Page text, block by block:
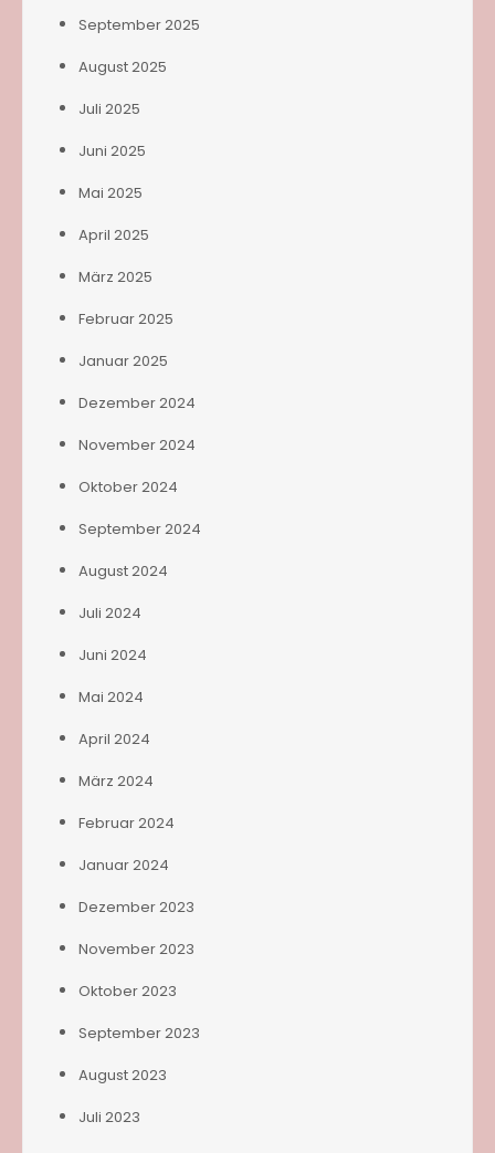
September 2025
August 2025
Juli 2025
Juni 2025
Mai 2025
April 2025
März 2025
Februar 2025
Januar 2025
Dezember 2024
November 2024
Oktober 2024
September 2024
August 2024
Juli 2024
Juni 2024
Mai 2024
April 2024
März 2024
Februar 2024
Januar 2024
Dezember 2023
November 2023
Oktober 2023
September 2023
August 2023
Juli 2023